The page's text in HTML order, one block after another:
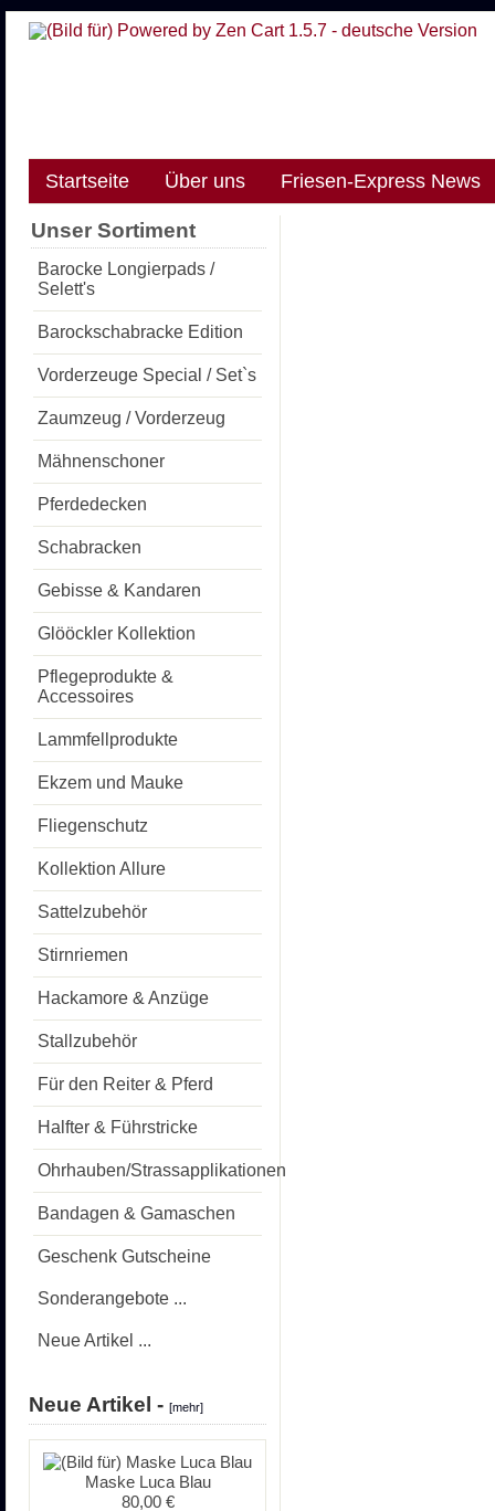
Startseite Über uns Friesen-Express News
Unser Sortiment
Barocke Longierpads /
Selett's
Barockschabracke Edition
Vorderzeuge Special / Set`s
Zaumzeug / Vorderzeug
Mähnenschoner
Pferdedecken
Schabracken
Gebisse & Kandaren
Glööckler Kollektion
Pflegeprodukte &
Accessoires
Lammfellprodukte
Ekzem und Mauke
Fliegenschutz
Kollektion Allure
Sattelzubehör
Stirnriemen
Hackamore & Anzüge
Stallzubehör
Für den Reiter & Pferd
Halfter & Führstricke
Ohrhauben/Strassapplikationen
Bandagen & Gamaschen
Geschenk Gutscheine
Sonderangebote ...
Neue Artikel ...
Neue Artikel - [mehr]
Maske Luca Blau
80,00 €